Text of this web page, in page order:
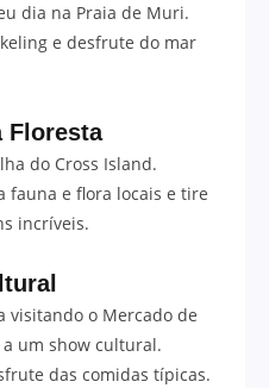
dia na Praia de Muri.
e desfrute do mar
Floresta
do Cross Island.
fauna e flora locais e tire
incríveis.
visitando o Mercado de
um show cultural.
das comidas típicas.